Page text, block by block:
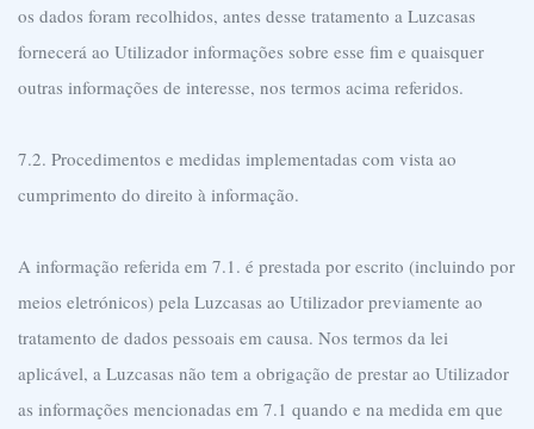
os dados foram recolhidos, antes desse tratamento a Luzcasas
fornecerá ao Utilizador informações sobre esse fim e quaisquer
outras informações de interesse, nos termos acima referidos.
7.2. Procedimentos e medidas implementadas com vista ao
cumprimento do direito à informação.
A informação referida em 7.1. é prestada por escrito (incluindo por
meios eletrónicos) pela Luzcasas ao Utilizador previamente ao
tratamento de dados pessoais em causa. Nos termos da lei
aplicável, a Luzcasas não tem a obrigação de prestar ao Utilizador
as informações mencionadas em 7.1 quando e na medida em que